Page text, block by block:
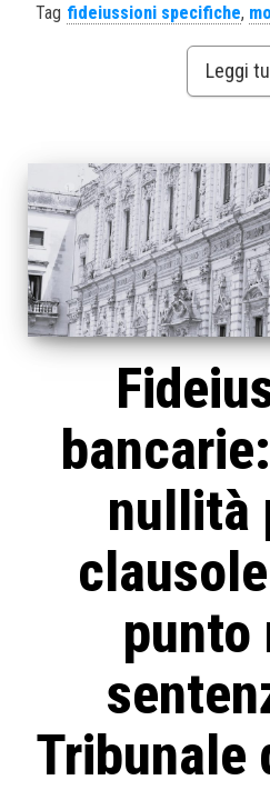
Tag fideiussioni specifiche,
Leggi
nullità
punto
Tribunale